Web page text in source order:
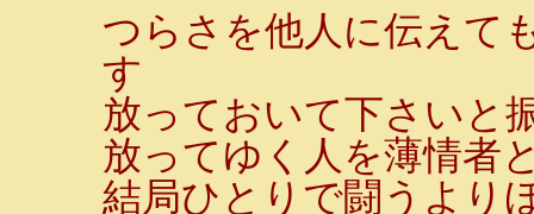
つらさを他人に伝え
す
放っておいて下さいと
放ってゆく人を薄情者
結局ひとりで闘うより